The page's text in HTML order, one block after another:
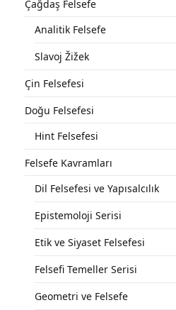
Çağdaş Felsefe
Analitik Felsefe
Slavoj Žižek
Çin Felsefesi
Doğu Felsefesi
Hint Felsefesi
Felsefe Kavramları
Dil Felsefesi ve Yapısalcılık
Epistemoloji Serisi
Etik ve Siyaset Felsefesi
Felsefi Temeller Serisi
Geometri ve Felsefe